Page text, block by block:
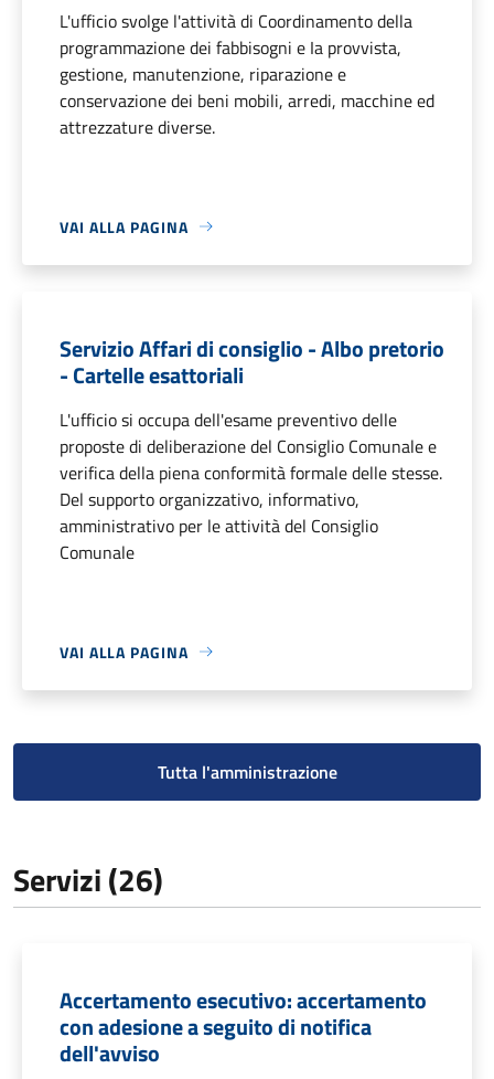
L'ufficio svolge l'attività di Coordinamento della
programmazione dei fabbisogni e Ia provvista,
gestione, manutenzione, riparazione e
conservazione dei beni mobili, arredi, macchine ed
attrezzature diverse.
VAI ALLA PAGINA
Servizio Affari di consiglio - Albo pretorio
- Cartelle esattoriali
L'ufficio si occupa dell'esame preventivo delle
proposte di deliberazione del Consiglio Comunale e
verifica della piena conformità formale delle stesse.
Del supporto organizzativo, informativo,
amministrativo per le attività del Consiglio
Comunale
VAI ALLA PAGINA
Tutta l'amministrazione
Servizi (26)
Accertamento esecutivo: accertamento
con adesione a seguito di notifica
dell'avviso